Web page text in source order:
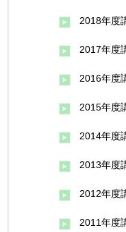
2018年度
2017年度
2016年度
2015年度
2014年度
2013年度
2012年度
2011年度